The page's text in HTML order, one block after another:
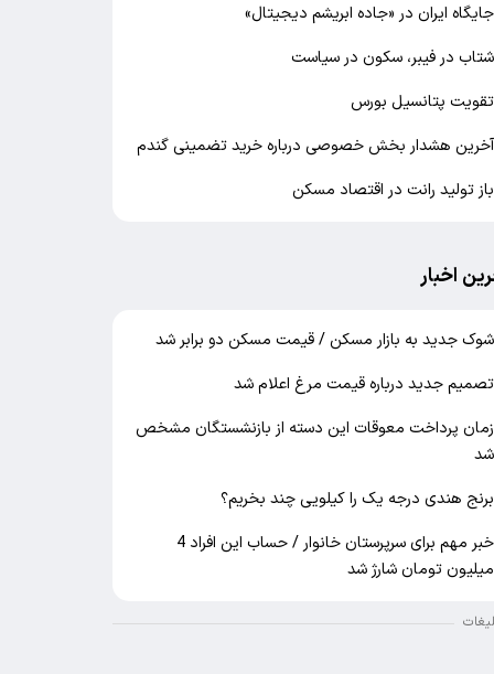
جایگاه ایران در «جاده ابریشم دیجیتال»
شتاب در فیبر، سکون در سیاست
تقویت پتانسیل بورس
آخرین هشدار بخش خصوصی درباره خرید تضمینی گندم
باز تولید رانت در اقتصاد مسکن
اخبار
شوک جدید به بازار مسکن / قیمت مسکن دو برابر شد
تصمیم جدید درباره قیمت مرغ اعلام شد
زمان پرداخت معوقات این دسته از بازنشستگان مشخص
شد
برنج هندی درجه یک را کیلویی چند بخریم؟
خبر مهم برای سرپرستان خانوار / حساب این افراد 4
میلیون تومان شارژ شد